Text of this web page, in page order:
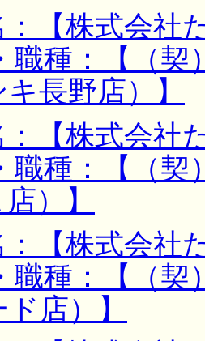
【株式会社
職種：【（
長野店）】
【株式会社
職種：【（
）】
【株式会社
職種：【（
店）】